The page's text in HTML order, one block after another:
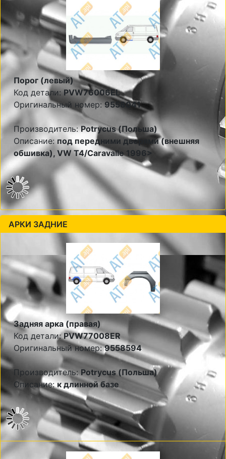
Порог (левый)
Код детали:PVW76006EL
Оригинальный номер:9558041
Производитель:Potrycus (Польша)
Описание:под передними дверями (внешняя
обшивка), VW T4/Caravalle 1996>
АРКИ ЗАДНИЕ
Задняя арка (правая)
Код детали:PVW77008ER
Оригинальный номер:9558594
Производитель:Potrycus (Польша)
Описание:к длинной базе